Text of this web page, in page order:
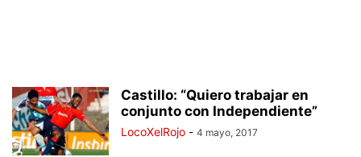
Castillo: “Quiero trabajar en
conjunto con Independiente”
LocoXelRojo - 4 mayo, 2017